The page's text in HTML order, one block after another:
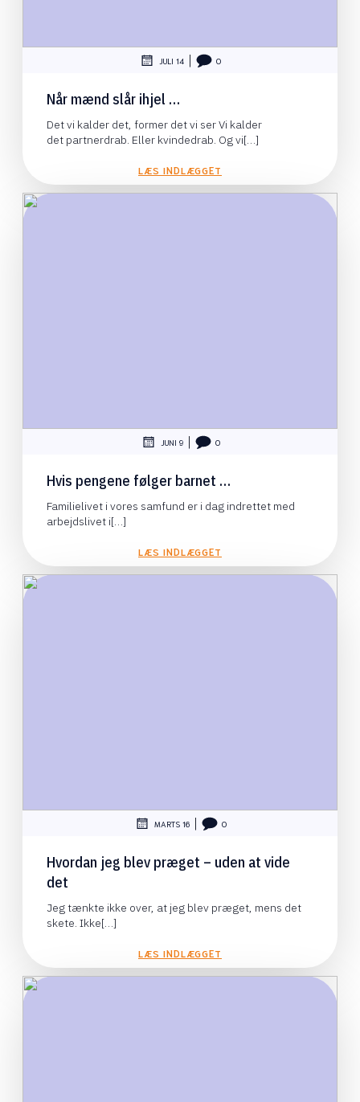
JULI 14 0
Når mænd slår ihjel …
Det vi kalder det, former det vi ser Vi kalder
det partnerdrab. Eller kvindedrab. Og vi[…]
LÆS INDLÆGGET
JUNI 9 0
Hvis pengene følger barnet …
Familielivet i vores samfund er i dag indrettet med
arbejdslivet i[…]
LÆS INDLÆGGET
MARTS 16 0
Hvordan jeg blev præget – uden at vide
det
Jeg tænkte ikke over, at jeg blev præget, mens det
skete. Ikke[…]
LÆS INDLÆGGET